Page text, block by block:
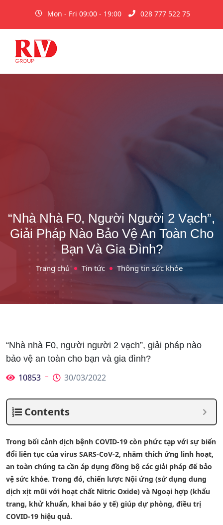
Mon - Fri 09:00 - 19:00 028 777 522 75
“Nhà Nhà F0, Người Người 2 Vạch”,
Giải Pháp Nào Bảo Vệ An Toàn Cho
Bạn Và Gia Đình?
Trang chủ Tin tức Thông tin sức khỏe
“Nhà nhà F0, người người 2 vạch”, giải pháp nào
bảo vệ an toàn cho bạn và gia đình?
10853 30/03/2022
Contents
Trong bối cảnh dịch bệnh COVID-19 còn phức tạp với sự biến
đổi liên tục của virus SARS-CoV-2, nhằm thích ứng linh hoạt,
an toàn chúng ta cần áp dụng đồng bộ các giải pháp để bảo
vệ sức khỏe. Trong đó, chiến lược Nội ứng (sử dụng dung
dịch xịt mũi với hoạt chất Nitric Oxide) và Ngoại hợp (khẩu
trang, khử khuẩn, khai báo y tế) giúp dự phòng, điều trị
COVID-19 hiệu quả.